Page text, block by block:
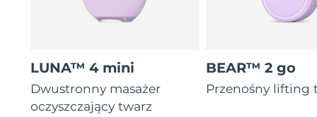
LUNA™ 4 mini
Dwustronny masażer
oczyszczający twarz
BEAR™ 2 go
Przenośny lifting